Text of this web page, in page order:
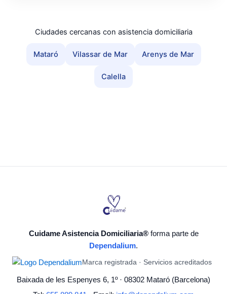
Ciudades cercanas con asistencia domiciliaria
Mataró Vilassar de Mar Arenys de Mar
Calella
Cuidame Asistencia Domiciliaria®forma parte de
Dependalium.
Marca registrada · Servicios acreditados
Baixada de les Espenyes 6, 1º · 08302 Mataró (Barcelona)